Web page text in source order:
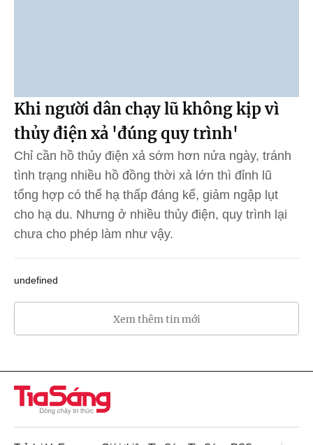
Khi người dân chạy lũ không kịp vì
thủy điện xả 'đúng quy trình'
Chỉ cần hồ thủy điện xả sớm hơn nửa ngày, tránh
tình trạng nhiều hồ đồng thời xả lớn thì đỉnh lũ
tổng hợp có thể hạ thấp đáng kể, giảm ngập lụt
cho hạ du. Nhưng ở nhiều thủy điện, quy trình lại
chưa cho phép làm như vậy.
undefined
Xem thêm tin mới